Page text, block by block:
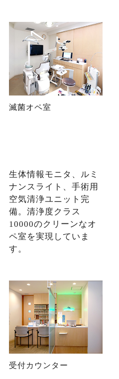
滅菌オペ室
生体情報モニタ、ルミ
ナンスライト、手術用
空気清浄ユニット完
備。清浄度クラス
10000のクリーンなオ
ペ室を実現していま
す。
受付カウンター